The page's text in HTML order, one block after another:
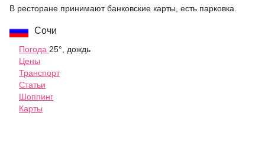
В ресторане принимают банковские карты, есть парковка.
Сочи
Погода 25°, дождь
Цены
Транспорт
Статьи
Шоппинг
Карты